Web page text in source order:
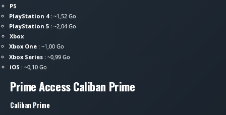
PS
PlayStation 4: ~1,52 Go
PlayStation 5 : ~2,04 Go
Xbox
Xbox One : ~1,00 Go
Xbox Series : ~0,99 Go
iOS : ~0,10 Go
Prime Access Caliban Prime
Caliban Prime